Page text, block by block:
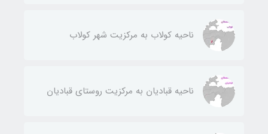
ناحيه كولاب به مركزيت شهر كولاب
ناحيه قباديان به مركزيت روستای قباديان